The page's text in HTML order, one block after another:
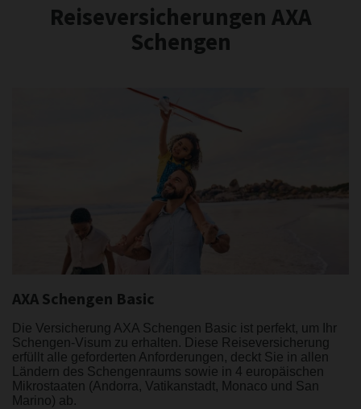
Reiseversicherungen AXA
Schengen
AXA Schengen Basic
Die Versicherung AXA Schengen Basic ist perfekt, um Ihr
Schengen-Visum zu erhalten. Diese Reiseversicherung
erfüllt alle geforderten Anforderungen, deckt Sie in allen
Ländern des Schengenraums sowie in 4 europäischen
Mikrostaaten (Andorra, Vatikanstadt, Monaco und San
Marino) ab.